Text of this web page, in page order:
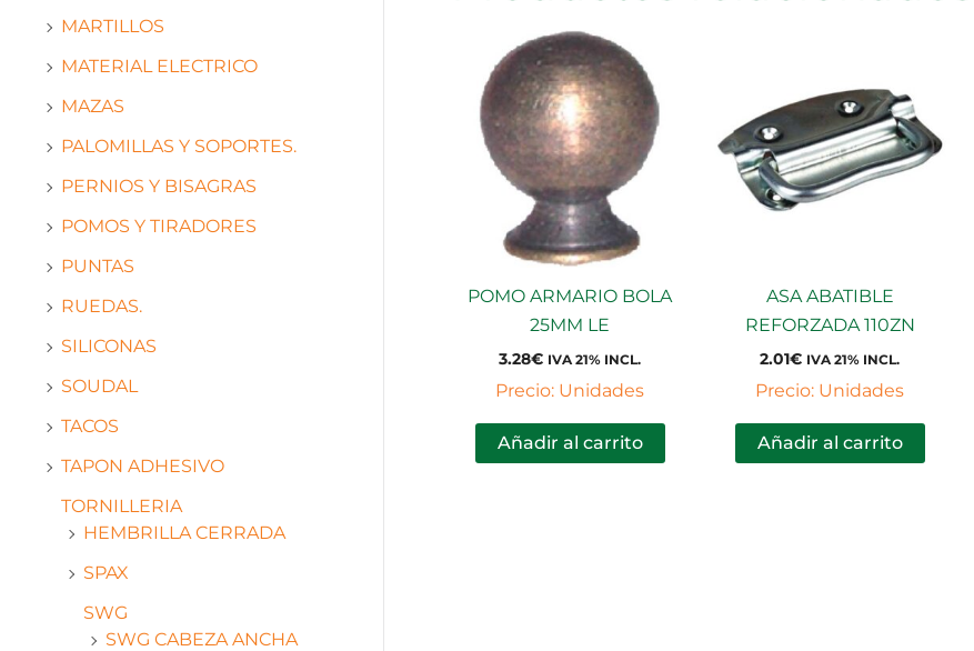
MARTILLOS
MATERIAL ELECTRICO
MAZAS
PALOMILLAS Y SOPORTES.
PERNIOS Y BISAGRAS
POMOS Y TIRADORES
PUNTAS
RUEDAS.
SILICONAS
SOUDAL
TACOS
TAPON ADHESIVO
TORNILLERIA
HEMBRILLA CERRADA
SPAX
SWG
SWG CABEZA ANCHA
POMO ARMARIO BOLA
25MM LE
3.28€ IVA 21% INCL.
Precio: Unidades
Añadir al carrito
ASA ABATIBLE
REFORZADA 110ZN
2.01€ IVA 21% INCL.
Precio: Unidades
Añadir al carrito